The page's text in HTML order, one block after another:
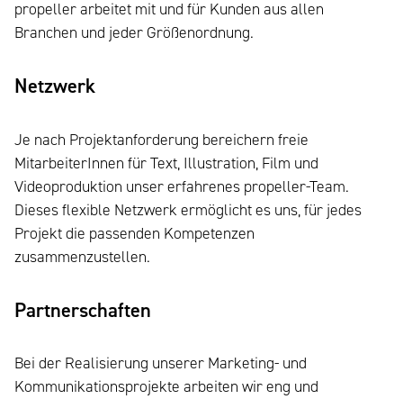
propeller arbeitet mit und für Kunden aus allen
Branchen und jeder Größenordnung.
Netzwerk
Je nach Projektanforderung bereichern freie
MitarbeiterInnen für Text, Illustration, Film und
Videoproduktion unser erfahrenes propeller-Team.
Dieses flexible Netzwerk ermöglicht es uns, für jedes
Projekt die passenden Kompetenzen
zusammenzustellen.
Partnerschaften
Bei der Realisierung unserer Marketing- und
Kommunikationsprojekte arbeiten wir eng und